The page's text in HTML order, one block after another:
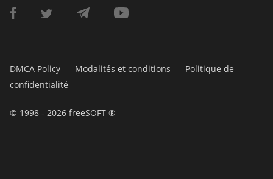
DMCA Policy Modalités et conditions
Politique de
confidentialité
© 1998 - 2026 freeSOFT ®